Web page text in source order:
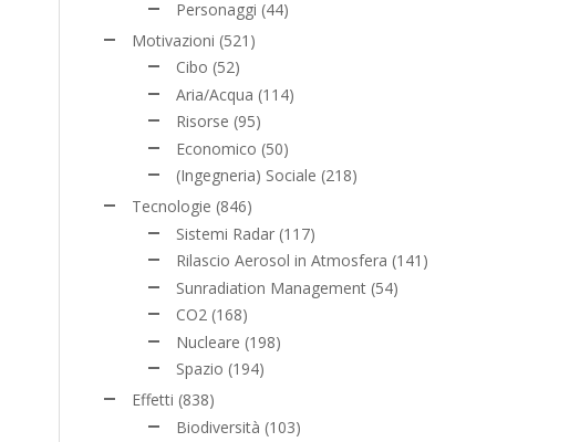
Personaggi (44)
Motivazioni (521)
Cibo (52)
Aria/Acqua (114)
Risorse (95)
Economico (50)
(Ingegneria) Sociale (218)
Tecnologie (846)
Sistemi Radar (117)
Rilascio Aerosol in Atmosfera (141)
Sunradiation Management (54)
CO2 (168)
Nucleare (198)
Spazio (194)
Effetti (838)
Biodiversità (103)